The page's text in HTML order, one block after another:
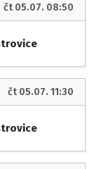
čt 05.07. 08:50
čt 05.07. 11:30